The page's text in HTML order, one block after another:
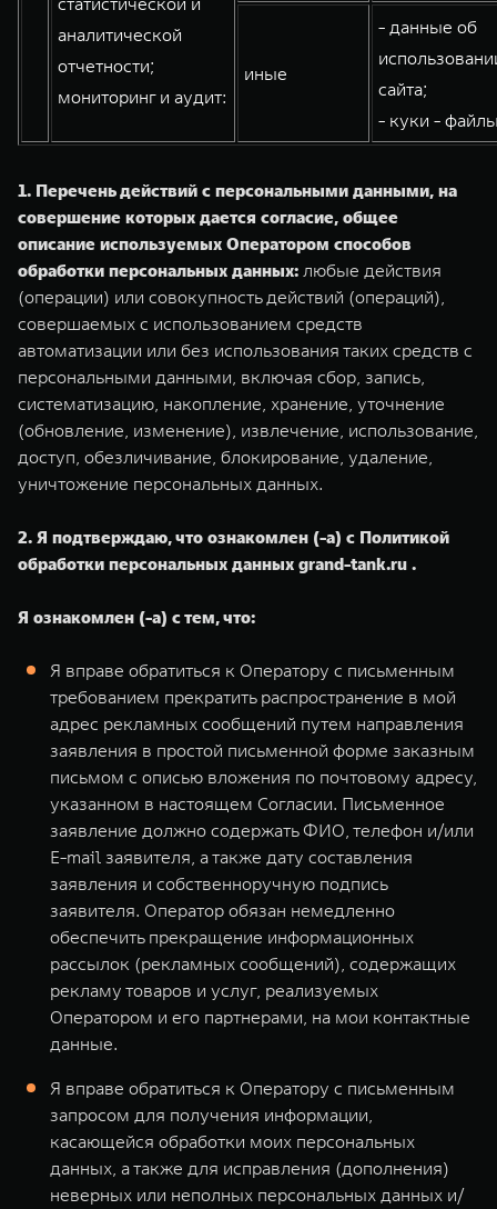
аналитической
отчетности;
мониторинг и аудит:
иные
- данные об
сайта;
- куки -
1. Перечень действий с персональными данными, на
совершение которых дается согласие, общее
описание используемых Оператором способов
обработки персональных данных: любые действия
(операции) или совокупность действий (операций),
совершаемых с использованием средств
автоматизации или без использования таких средств с
персональными данными, включая сбор, запись,
систематизацию, накопление, хранение, уточнение
(обновление, изменение), извлечение, использование,
доступ, обезличивание, блокирование, удаление,
уничтожение персональных данных.
2. Я подтверждаю, что ознакомлен (-а) с Политикой
обработки персональных данных grand-tank.ru .
Я ознакомлен (-а) с тем, что:
Я вправе обратиться к Оператору с письменным
требованием прекратить распространение в мой
адрес рекламных сообщений путем направления
заявления в простой письменной форме заказным
письмом с описью вложения по почтовому адресу,
указанном в настоящем Согласии. Письменное
заявление должно содержать ФИО, телефон и/или
E-mail заявителя, а также дату составления
заявления и собственноручную подпись
заявителя. Оператор обязан немедленно
обеспечить прекращение информационных
рассылок (рекламных сообщений), содержащих
рекламу товаров и услуг, реализуемых
Оператором и его партнерами, на мои контактные
данные.
Я вправе обратиться к Оператору с письменным
запросом для получения информации,
касающейся обработки моих персональных
данных, а также для исправления (дополнения)
неверных или неполных персональных данных и/